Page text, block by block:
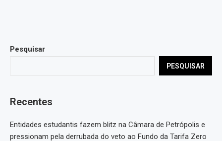
Pesquisar
PESQUISAR
Recentes
Entidades estudantis fazem blitz na Câmara de Petrópolis e
pressionam pela derrubada do veto ao Fundo da Tarifa Zero